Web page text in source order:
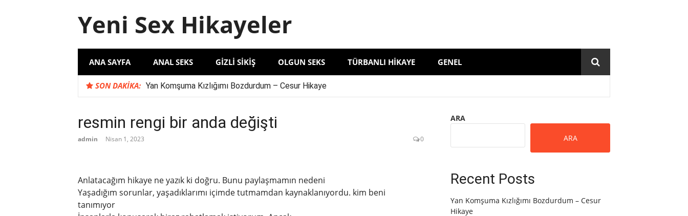
Yeni Sex Hikayeler
ANA SAYFA ANAL SEKS GIZLI SIKIŞ OLGUN SEKS TÜRBANLI HIKAYE GENEL
SON DAKIKA: Yan Komşuma Kızlığımı Bozdurdum – Cesur Hikaye
Komşu İlişkilerinde Şule Ablayı Kocasıyla Yaşadığımız Deneyimler
‘Evli Çift ile Yaşadığım Deneyimi Anlatıyorum | Unutulmaz Bir Anı’
resmin rengi bir anda değişti
admin Nisan 1, 2023 0
Anlatacağım hikaye ne yazık ki doğru. Bunu paylaşmamın nedeni
Yaşadığım sorunlar, yaşadıklarımı içimde tutmamdan kaynaklanıyordu. kim beni
tanımıyor
ARA
ARA
Recent Posts
Yan Komşuma Kızlığımı Bozdurdum – Cesur
Hikaye